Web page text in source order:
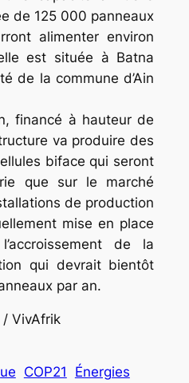
de 125 000 panneaux
alimenter environ
est située à Batna
de la commune d’Ain
financé à hauteur de
va produire des
biface qui seront
que sur le marché
de production
mise en place
de la
qui devrait bientôt
par an.
VivAfrik
COP21
Énergies